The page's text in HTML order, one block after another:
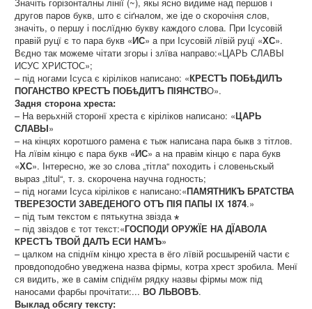
другов паров букв, што є сіґналом, же іде о скорочіня слов,
значіть, о першу і послїдню букву каждого слова. При Ісусовій
правій руцї є то пара букв «ИС» a при Ісусовій лївій руцї «ХС».
Вєдно так можеме чітати згоры і злїва направо:«ЦАРЬ СЛАВЫ
ИСУС ХРИСТОС»;
– під ногами Ісуса є кіріліков написано: «КРЕСТЪ ПОБѣДИЛЪ
ПОГАНСТВО КРЕСТЪ ПОБѣДИТЪ ПІЯНСТВО».
Задня сторона хреста:
– На верьхній сторонї хреста є кіріліков написано: «ЦАРЬ
СЛАВЫ»
– на кінцях коротшого рамена є тыж написана пара быкв з тітлов.
На лївім кінцю є пара букв «ИС» a нa правім кінцю є пара букв
«ХС». Інтересно, же зо слова „тітла“ походить і словеньскый
выраз „titul“, т. з. скорочена научна годность;
– під ногами Ісуса кіріліков є написано:«ПАМЯТНИКЪ БРАТСТВА
ТВЕРЕЗОСТИ ЗАВЕДЕНОГО ОТЪ ПІЯ ПАПЫ ІХ 1874.»
– під тым текстом є пятькутна звізда⋆
– під звіздов є тот текст:«ГОСПОДИ ОРУЖЇЕ НА ДЇАВОЛА
КРЕСТЪ ТВОЙ ДАЛЪ ЕСИ НАМЪ»
– цалком на спіднїм кінцю хреста в ёго лївій росшыреній части є
провдоподобно уведжена назва фірмы, котра хрест зробила. Менї
ся видить, же в самім спіднїм рядку назвы фірмы мож під
наносами фарбы прочітати:... ВО ЛЬВОВѢ.
Выклад обсягу тексту: